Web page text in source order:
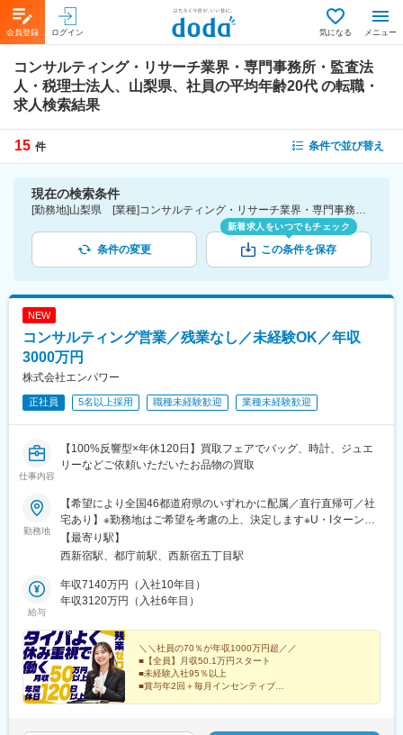
会員登録 ログイン 気になる メニュー
コンサルティング・リサーチ業界・専門事務所・監査法
人・税理士法人、山梨県、社員の平均年齢20代 の転職・
求人検索結果
15 件 条件で並び替え
現在の検索条件
[勤務地]山梨県 [業種]コンサルティング・リサーチ業界・専門事務所・監査法人・税理士法人 [詳細条件](社員の平均年齢)20代
条件の変更
新着求人をいつでもチェック
この条件を保存
NEW
コンサルティング営業／残業なし／未経験OK／年収
3000万円
株式会社エンパワー
正社員 5名以上採用 職種未経験歓迎 業種未経験歓迎
仕事内容
【100%反響型×年休120日】買取フェアでバッグ、時計、ジュエ
リーなどご依頼いただいたお品物の買取
勤務地
【希望により全国46都道府県のいずれかに配属／直行直帰可／社
宅あり】※勤務地はご希望を考慮の上、決定します※U・Iターン歓
迎（社宅あり） ※マイカー通勤OK（地域により規定あり。詳細
はお問合せください）◆北海道・東北北海道・青森・岩手・秋
栃木・群馬◆中部山梨・新潟・富山・石川・福井・長野・岐阜・
静岡・愛知・三重◆近畿滋賀・京都・大阪・兵庫・和歌山・奈良
知・徳島◆九州福岡・佐賀・長崎・熊本・大分・宮崎・鹿児島※適
性に応じて直営店舗で経験を積んでいただく場合もあり《出張も
旅行気分で♪》出張先では、チームで現地のグルメを味わったり、
観光地を巡ったり。旅気分でリフレッシュしながら働いていま
す！
【最寄り駅】
西新宿駅、都庁前駅、西新宿五丁目駅
給与
年収7140万円（入社10年目）
年収3120万円（入社6年目）
＼＼社員の70％が年収1000万円超／／
■【全員】月収50.1万円スタート
■未経験入社95％以上
■賞与年2回＋毎月インセンティブ